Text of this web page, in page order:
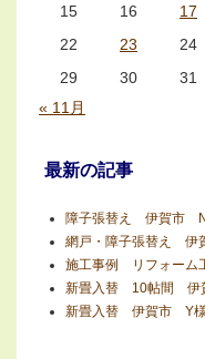
« 11月
15
16 17
22
23 24
29
30 31
最新の記事
障子張替え 伊賀市
網戸・障子張替え
施工事例 リフォー
新畳入替 10帖間 伊
新畳入替 伊賀市 Y